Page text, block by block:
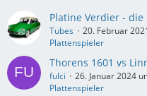
Platine Verdier -
Tubes
20. Februar
Plattenspieler
Thorens 1601 vs
fulci
26. Januar 2024
Plattenspieler